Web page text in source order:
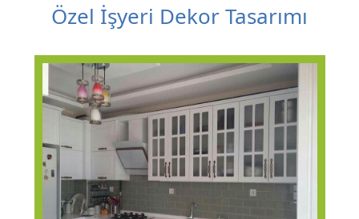
Özel İşyeri Dekor Tasarımı